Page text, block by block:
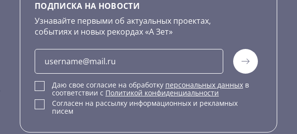
ПОДПИСКА НА НОВОСТИ
Узнавайте первыми об актуальных проектах,
событиях и новых рекордах «А Зет»
Даю свое согласие на обработку персональных данных в
соответствии с Политикой конфиденциальности
Согласен на рассылку информационных и рекламных
писем